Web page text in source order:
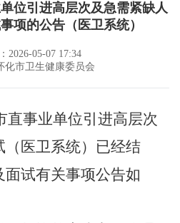
位引进高层次及急需紧缺人
项的公告（医卫系统）
2026-05-07 17:34
化市卫生健康委员会
直事业单位引进高层次
（医卫系统）已经结
试有关事项公告如